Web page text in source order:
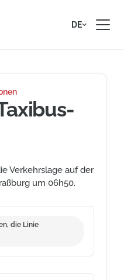
DE
Verkehrslage auf der
um 06h50.
die Linie